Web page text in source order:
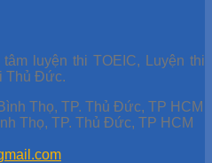
luyện thi TOEIC, Luyện thi
Thủ Đức.
Thọ, TP. Thủ Đức, TP HCM
Thọ, TP. Thủ Đức, TP HCM